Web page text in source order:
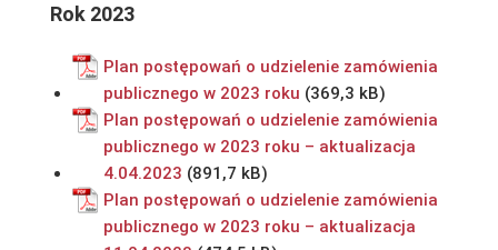
Rok 2023
Plan postępowań o udzielenie zamówienia
publicznego w 2023 roku
Plan postępowań o udzielenie zamówienia
publicznego w 2023 roku – aktualizacja
4.04.2023
Plan postępowań o udzielenie zamówienia
publicznego w 2023 roku – aktualizacja